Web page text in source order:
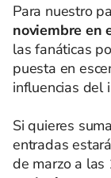
Para nuestro
noviembre en
las fanáticas
puesta en
influencias del
Si quieres
entradas
de marzo a las